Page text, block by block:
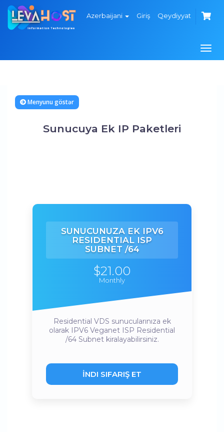
Azerbaijani Giriş Qeydiyyat
Menyunu göstər
Sunucuya Ek IP Paketleri
SUNUCUNUZA EK IPV6
RESIDENTIAL ISP
SUBNET /64
$21.00
Monthly
Residential VDS sunucularınıza ek
olarak IPV6 Veganet ISP Residential
/64 Subnet kiralayabilirsiniz.
İNDI SIFARIŞ ET